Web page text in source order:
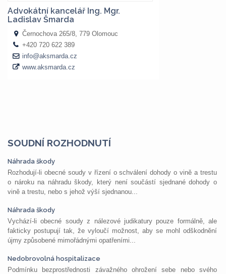
SOUDNÍ ROZHODNUTÍ
Náhrada škody
Rozhodují-li obecné soudy v řízení o schválení dohody o vině a trestu
o nároku na náhradu škody, který není součástí sjednané dohody o
vině a trestu, nebo s jehož výší sjednanou...
Náhrada škody
Vychází-li obecné soudy z nálezové judikatury pouze formálně, ale
fakticky postupují tak, že vyloučí možnost, aby se mohl odškodnění
újmy způsobené mimořádnými opatřeními...
Nedobrovolná hospitalizace
Podmínku bezprostřednosti závažného ohrožení sebe nebo svého